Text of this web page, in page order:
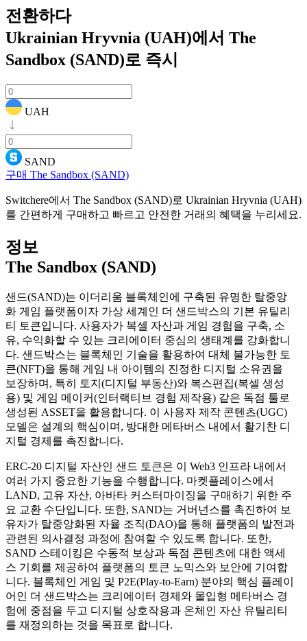
전환하다
Ukrainian Hryvnia (UAH)에서 The
Sandbox (SAND)로 즉시
UAH
SAND
구매 The Sandbox (SAND)
Switchere에서 The Sandbox (SAND)로 Ukrainian Hryvnia (UAH)
를 간편하게 구매하고 빠르고 안전한 거래의 혜택을 누리세요.
정보
The Sandbox (SAND)
샌드(SAND)는 이더리움 블록체인에 구축된 유명한 탈중앙
화 게임 플랫폼이자 가상 세계인 더 샌드박스의 기본 유틸리
티 토큰입니다. 사용자가 복셀 자산과 게임 경험을 구축, 소
유, 수익화할 수 있는 크리에이터 중심의 생태계를 강화합니
다. 샌드박스는 블록체인 기술을 활용하여 대체 불가능한 토
큰(NFT)을 통해 게임 내 아이템의 진정한 디지털 소유권을
보장하며, 특히 토지(디지털 부동산)와 복스편집(복셀 생성
용) 및 게임 메이커(인터랙티브 경험 제작용) 같은 독점 툴로
생성된 ASSET을 활용합니다. 이 사용자 제작 콘텐츠(UGC)
모델은 설계의 핵심이며, 방대한 메타버스 내에서 활기찬 디
지털 경제를 촉진합니다.
ERC-20 디지털 자산인 샌드 토큰은 이 Web3 인프라 내에서
여러 가지 중요한 기능을 수행합니다. 마켓플레이스에서
LAND, 고유 자산, 아바타 커스터마이징을 구매하기 위한 주
요 교환 수단입니다. 또한, SAND는 거버넌스를 촉진하여 보
유자가 탈중앙화된 자율 조직(DAO)을 통해 플랫폼의 발전과
관련된 의사결정 과정에 참여할 수 있도록 합니다. 또한,
SAND 스테이킹은 수동적 보상과 독점 콘텐츠에 대한 액세
스 기회를 제공하여 플랫폼의 토큰 노믹스와 보안에 기여합
니다. 블록체인 게임 및 P2E(Play-to-Earn) 분야의 핵심 플레이
어인 더 샌드박스는 크리에이터 경제와 몰입형 메타버스 경
험에 중점을 두고 디지털 상호작용과 온체인 자산 유틸리티
를 재정의하는 것을 목표로 합니다.